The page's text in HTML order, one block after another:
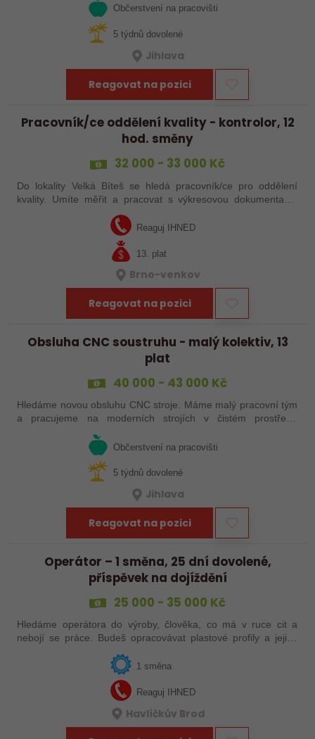
Občerstvení na pracovišti
5 týdnů dovolené
Jihlava
Reagovat na pozici
Pracovník/ce oddělení kvality - kontrolor, 12
hod. směny
32 000 - 33 000 Kč
Do lokality Velká Bíteš se hledá pracovník/ce pro oddělení
kvality. Umíte měřit a pracovat s výkresovou dokumentací?
Hledáte zajímavou práci třeba na kvalitě? Pak Vám nabízíme
Reaguj IHNED
13. plat
Brno-venkov
Reagovat na pozici
Obsluha CNC soustruhu - malý kolektiv, 13
plat
40 000 - 43 000 Kč
Hledáme novou obsluhu CNC stroje. Máme malý pracovní tým
a pracujeme na moderních strojích v čistém prostředí.
Pracovistě cca 5 km od Jihlavy = ŘP sk.B .
Občerstvení na pracovišti
5 týdnů dovolené
Jihlava
Reagovat na pozici
Operátor – 1 směna, 25 dní dovolené,
příspěvek na dojíždění
25 000 - 35 000 Kč
Hledáme operátora do výroby, člověka, co má v ruce cit a
nebojí se práce. Budeš opracovávat plastové profily a jejich
záznamy a k tomu zvládat…1 směna
Reaguj IHNED
Havlíčkův Brod